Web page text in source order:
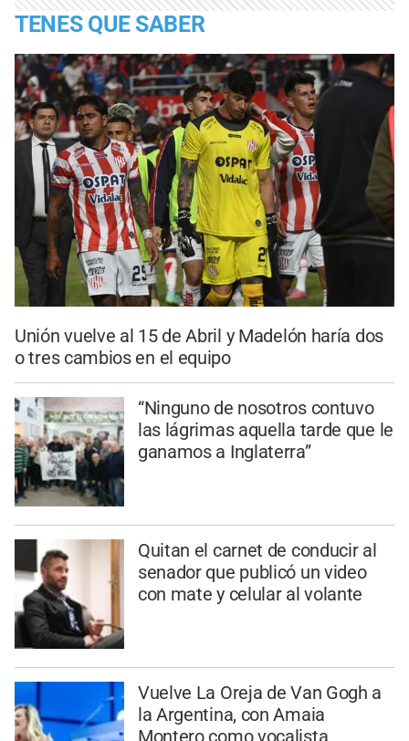
TENES QUE SABER
Unión vuelve al 15 de Abril y Madelón haría dos
o tres cambios en el equipo
“Ninguno de nosotros contuvo
las lágrimas aquella tarde que le
ganamos a Inglaterra”
Quitan el carnet de conducir al
senador que publicó un video
con mate y celular al volante
Vuelve La Oreja de Van Gogh a
la Argentina, con Amaia
Montero como vocalista